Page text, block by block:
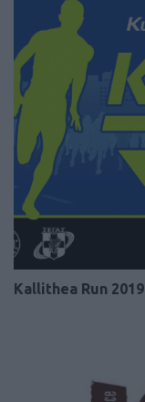
Kallithea Run 2019